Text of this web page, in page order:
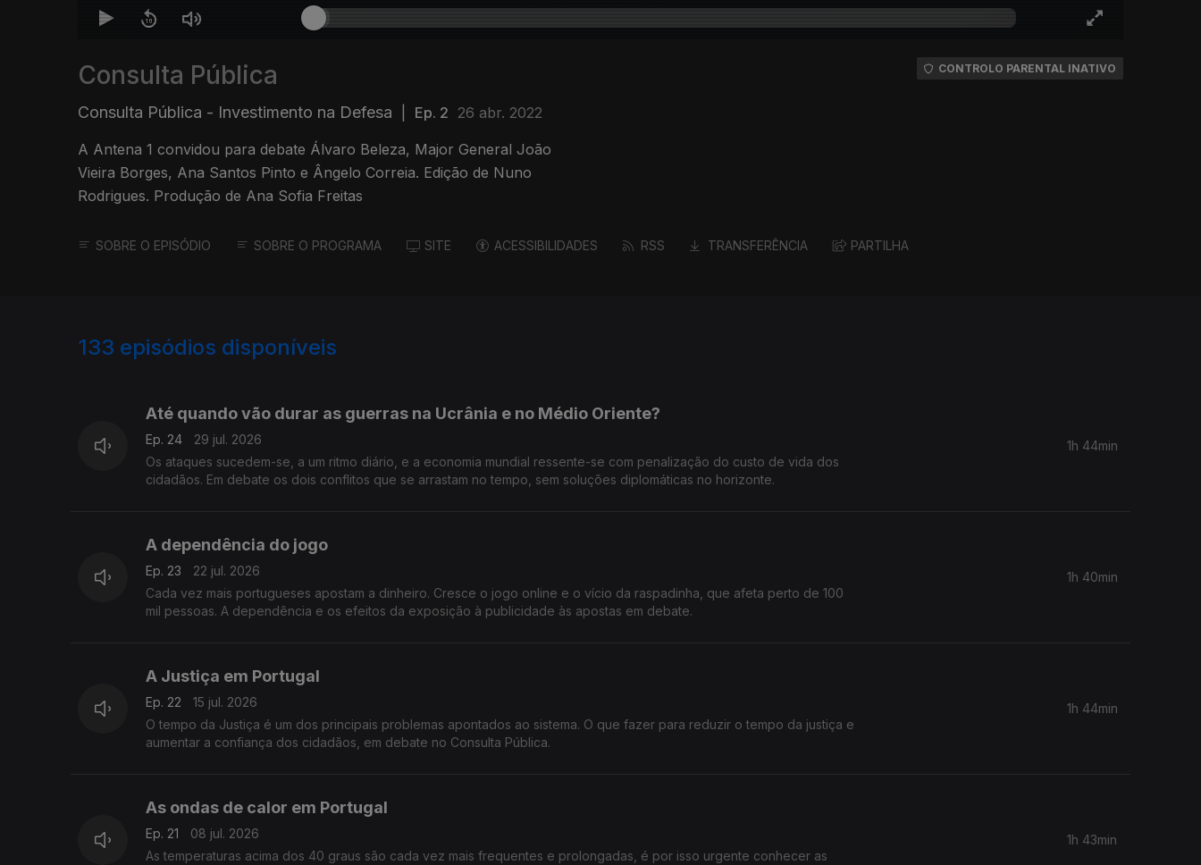
Consulta Pública
Consulta Pública - Investimento na Defesa Ep. 2 26 abr. 2022
A Antena 1 convidou para debate Álvaro Beleza, Major General João
Vieira Borges, Ana Santos Pinto e Ângelo Correia. Edição de Nuno
Rodrigues. Produção de Ana Sofia Freitas
CONTROLO PARENTAL INATIVO
SOBRE O EPISÓDIO SOBRE O PROGRAMA SITE ACESSIBILIDADES RSS TRANSFERÊNCIA PARTILHA
133 episódios disponíveis
Até quando vão durar as guerras na Ucrânia e no Médio Oriente?
Ep. 24
29 jul. 2026
Os ataques sucedem-se, a um ritmo diário, e a economia mundial ressente-se com penalização do custo de vida dos
cidadãos. Em debate os dois conflitos que se arrastam no tempo, sem soluções diplomáticas no horizonte.
1h 44min
A dependência do jogo
Ep. 23
22 jul. 2026
Cada vez mais portugueses apostam a dinheiro. Cresce o jogo online e o vício da raspadinha, que afeta perto de 100
mil pessoas. A dependência e os efeitos da exposição à publicidade às apostas em debate.
1h 40min
A Justiça em Portugal
Ep. 22
15 jul. 2026
O tempo da Justiça é um dos principais problemas apontados ao sistema. O que fazer para reduzir o tempo da justiça e
aumentar a confiança dos cidadãos, em debate no Consulta Pública.
1h 44min
As ondas de calor em Portugal
Ep. 21
08 jul. 2026
As temperaturas acima dos 40 graus são cada vez mais frequentes e prolongadas, é por isso urgente conhecer as
1h 43min